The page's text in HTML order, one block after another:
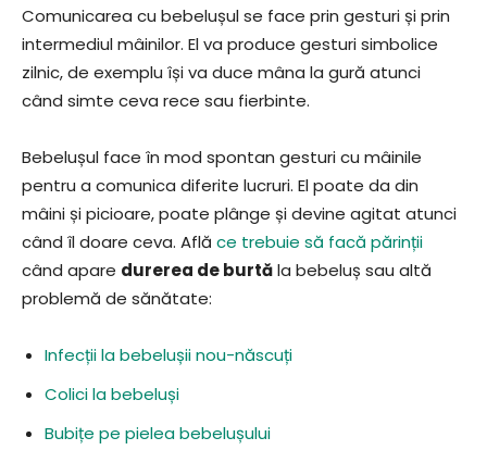
Comunicarea cu bebelușul se face prin gesturi și prin
intermediul mâinilor. El va produce gesturi simbolice
zilnic, de exemplu își va duce mâna la gură atunci
când simte ceva rece sau fierbinte.
Bebelușul face în mod spontan gesturi cu mâinile
pentru a comunica diferite lucruri. El poate da din
mâini și picioare, poate plânge și devine agitat atunci
când îl doare ceva. Află ce trebuie să facă părinții
când apare durerea de burtăla bebeluș sau altă
problemă de sănătate:
Infecții la bebelușii nou-născuți
Colici la bebeluși
Bubițe pe pielea bebelușului